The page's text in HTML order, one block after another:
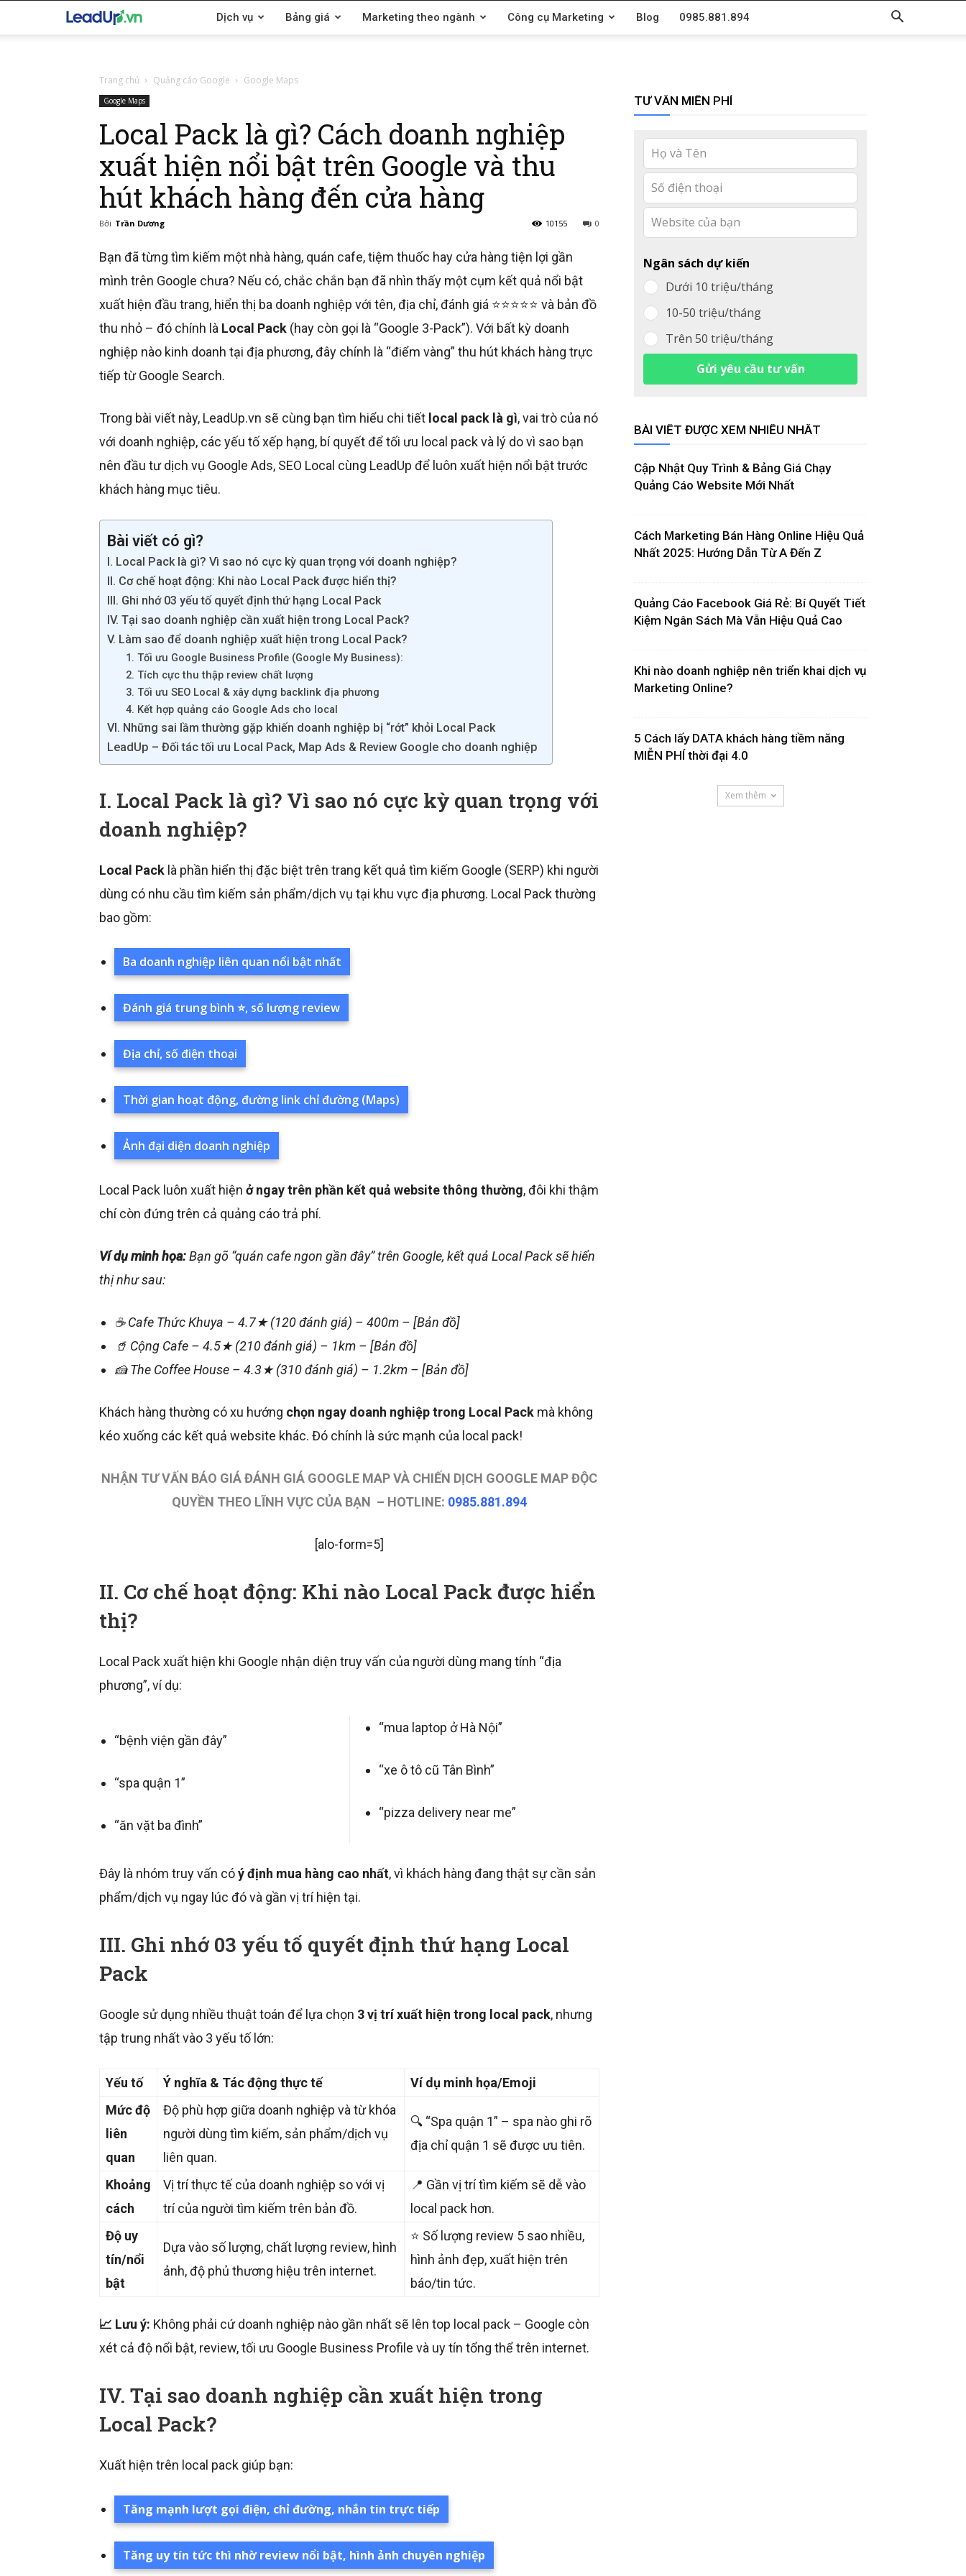
LeadUp.vn Dịch vụ Bảng giá Marketing theo ngành Công cụ Marketing Blog 0985.881.894
Trang chủ Quảng cáo Google Google Maps
Google Maps
Local Pack là gì? Cách doanh nghiệp
xuất hiện nổi bật trên Google và thu
hút khách hàng đến cửa hàng
Bởi Trần Dương 0
10155
Bạn đã từng tìm kiếm một nhà hàng, quán cafe, tiệm thuốc hay cửa hàng tiện lợi gần
mình trên Google chưa? Nếu có, chắc chắn bạn đã nhìn thấy một cụm kết quả nổi bật
xuất hiện đầu trang, hiển thị ba doanh nghiệp với tên, địa chỉ, đánh giá ⭐⭐⭐⭐⭐ và bản đồ
thu nhỏ – đó chính là Local Pack (hay còn gọi là “Google 3-Pack”). Với bất kỳ doanh
nghiệp nào kinh doanh tại địa phương, đây chính là “điểm vàng” thu hút khách hàng trực
tiếp từ Google Search.
Trong bài viết này, LeadUp.vn sẽ cùng bạn tìm hiểu chi tiết local pack là gì, vai trò của nó
với doanh nghiệp, các yếu tố xếp hạng, bí quyết để tối ưu local pack và lý do vì sao bạn
nên đầu tư dịch vụ Google Ads, SEO Local cùng LeadUp để luôn xuất hiện nổi bật trước
khách hàng mục tiêu.
Bài viết có gì?
I. Local Pack là gì? Vì sao nó cực kỳ quan trọng với doanh nghiệp?
II. Cơ chế hoạt động: Khi nào Local Pack được hiển thị?
III. Ghi nhớ 03 yếu tố quyết định thứ hạng Local Pack
IV. Tại sao doanh nghiệp cần xuất hiện trong Local Pack?
V. Làm sao để doanh nghiệp xuất hiện trong Local Pack?
1. Tối ưu Google Business Profile (Google My Business):
2. Tích cực thu thập review chất lượng
3. Tối ưu SEO Local & xây dựng backlink địa phương
4. Kết hợp quảng cáo Google Ads cho local
VI. Những sai lầm thường gặp khiến doanh nghiệp bị “rớt” khỏi Local Pack
LeadUp – Đối tác tối ưu Local Pack, Map Ads & Review Google cho doanh nghiệp
I. Local Pack là gì? Vì sao nó cực kỳ quan trọng với
doanh nghiệp?
Local Pack là phần hiển thị đặc biệt trên trang kết quả tìm kiếm Google (SERP) khi người
dùng có nhu cầu tìm kiếm sản phẩm/dịch vụ tại khu vực địa phương. Local Pack thường
bao gồm:
Ba doanh nghiệp liên quan nổi bật nhất
Đánh giá trung bình ⭐, số lượng review
Địa chỉ, số điện thoại
Thời gian hoạt động, đường link chỉ đường (Maps)
Ảnh đại diện doanh nghiệp
Local Pack luôn xuất hiện ở ngay trên phần kết quả website thông thường, đôi khi thậm
chí còn đứng trên cả quảng cáo trả phí.
Ví dụ minh họa:Bạn gõ “quán cafe ngon gần đây” trên Google, kết quả Local Pack sẽ hiển
thị như sau:
☕ Cafe Thức Khuya – 4.7★ (120 đánh giá) – 400m – [Bản đồ]
🥤 Cộng Cafe – 4.5★ (210 đánh giá) – 1km – [Bản đồ]
🍰 The Coffee House – 4.3★ (310 đánh giá) – 1.2km – [Bản đồ]
Khách hàng thường có xu hướng chọn ngay doanh nghiệp trong Local Pack mà không
kéo xuống các kết quả website khác. Đó chính là sức mạnh của local pack!
NHẬN TƯ VẤN BÁO GIÁ ĐÁNH GIÁ GOOGLE MAP VÀ CHIẾN DỊCH GOOGLE MAP ĐỘC
QUYỀN THEO LĨNH VỰC CỦA BẠN – HOTLINE: 0985.881.894
[alo-form=5]
II. Cơ chế hoạt động: Khi nào Local Pack được hiển
thị?
Local Pack xuất hiện khi Google nhận diện truy vấn của người dùng mang tính “địa
phương”, ví dụ:
“bệnh viện gần đây”
“spa quận 1”
“ăn vặt ba đình”
“mua laptop ở Hà Nội”
“xe ô tô cũ Tân Bình”
“pizza delivery near me”
Đây là nhóm truy vấn cóý định mua hàng cao nhất, vì khách hàng đang thật sự cần sản
phẩm/dịch vụ ngay lúc đó và gần vị trí hiện tại.
III. Ghi nhớ 03 yếu tố quyết định thứ hạng Local
Pack
Google sử dụng nhiều thuật toán để lựa chọn 3 vị trí xuất hiện trong local pack, nhưng
tập trung nhất vào 3 yếu tố lớn:
Yếu tố Ý nghĩa & Tác động thực tế
Ví dụ minh họa/Emoji
Mức độ
liên
quan
Độ phù hợp giữa doanh nghiệp và từ khóa
người dùng tìm kiếm, sản phẩm/dịch vụ
liên quan.
🔍 “Spa quận 1” – spa nào ghi rõ
địa chỉ quận 1 sẽ được ưu tiên.
Khoảng
cách
Vị trí thực tế của doanh nghiệp so với vị
trí của người tìm kiếm trên bản đồ.
📍 Gần vị trí tìm kiếm sẽ dễ vào
local pack hơn.
Độ uy
tín/nổi
bật
Dựa vào số lượng, chất lượng review, hình
ảnh, độ phủ thương hiệu trên internet.
⭐ Số lượng review 5 sao nhiều,
hình ảnh đẹp, xuất hiện trên
báo/tin tức.
📈 Lưu ý: Không phải cứ doanh nghiệp nào gần nhất sẽ lên top local pack – Google còn
xét cả độ nổi bật, review, tối ưu Google Business Profile và uy tín tổng thể trên internet.
IV. Tại sao doanh nghiệp cần xuất hiện trong
Local Pack?
Xuất hiện trên local pack giúp bạn:
Tăng mạnh lượt gọi điện, chỉ đường, nhắn tin trực tiếp
Tăng uy tín tức thì nhờ review nổi bật, hình ảnh chuyên nghiệp
TƯ VẤN MIỄN PHÍ
this
field
blank
Ngân sách dự kiến
Dưới 10 triệu/tháng
10-50 triệu/tháng
Trên 50 triệu/tháng
Gửi yêu cầu tư vấn
BÀI VIẾT ĐƯỢC XEM NHIỀU NHẤT
Cập Nhật Quy Trình & Bảng Giá Chạy
Quảng Cáo Website Mới Nhất
Cách Marketing Bán Hàng Online Hiệu Quả
Nhất 2025: Hướng Dẫn Từ A Đến Z
Quảng Cáo Facebook Giá Rẻ: Bí Quyết Tiết
Kiệm Ngân Sách Mà Vẫn Hiệu Quả Cao
Khi nào doanh nghiệp nên triển khai dịch vụ
Marketing Online?
5 Cách lấy DATA khách hàng tiềm năng
MIỄN PHÍ thời đại 4.0
Xem thêm